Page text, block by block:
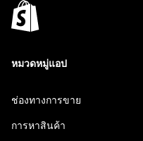
หมวดหมู่แอป
ช่องทางการขาย
การหาสินค้า